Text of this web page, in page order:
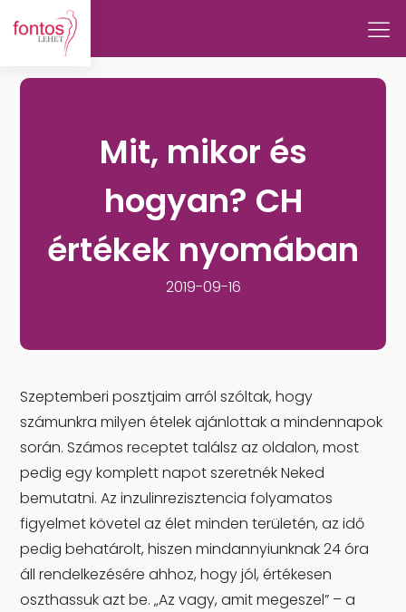
Mit, mikor és
hogyan? CH
értékek nyomában
2019-09-16
Szeptemberi posztjaim arról szóltak, hogy
számunkra milyen ételek ajánlottak a mindennapok
során. Számos receptet találsz az oldalon, most
pedig egy komplett napot szeretnék Neked
bemutatni. Az inzulinrezisztencia folyamatos
figyelmet követel az élet minden területén, az idő
pedig behatárolt, hiszen mindannyiunknak 24 óra
áll rendelkezésére ahhoz, hogy jól, értékesen
oszthassuk azt be. „Az vagy, amit megeszel” – a